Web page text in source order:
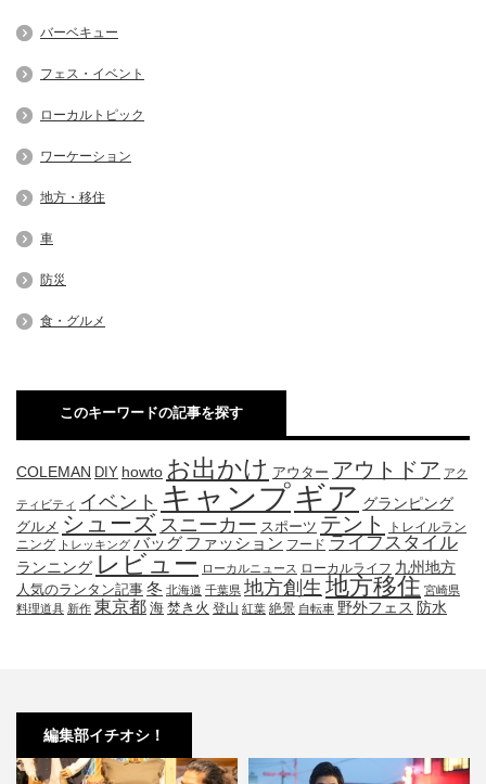
バーベキュー
フェス・イベント
ローカルトピック
ワーケーション
地方・移住
車
防災
食・グルメ
このキーワードの記事を探す
COLEMAN DIY howto お出かけ アウター アウトドア アク
ティビティ イベント キャンプギア グランピング
グルメ シューズ スニーカー スポーツ テント
トレイルラン
ニング トレッキング バッグ ファッション フード ライフスタイル
ランニング レビュー ローカルニュース ローカルライフ 九州地方
人気のランタン記事 冬 北海道 千葉県 地方創生 地方移住 宮崎県
料理道具 新作 東京都 海 焚き火 登山 紅葉 絶景 自転車 野外フェス 防水
編集部イチオシ！